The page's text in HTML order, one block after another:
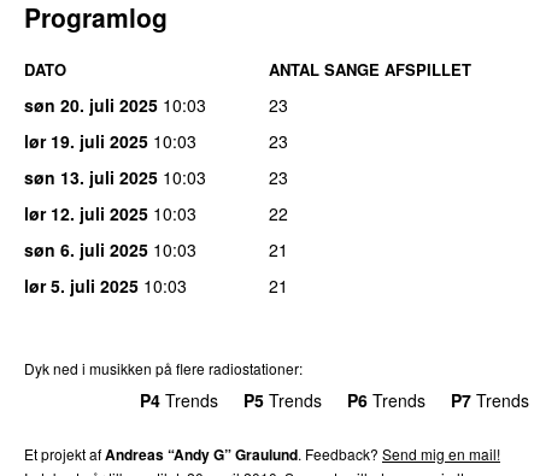
Programlog
DATO ANTAL SANGE AFSPILLET
søn 20. juli 2025 10:03
23
lør 19. juli 2025 10:03
23
søn 13. juli 2025 10:03
23
lør 12. juli 2025 10:03
22
søn 6. juli 2025 10:03
21
lør 5. juli 2025 10:03 21
Dyk ned i musikken på flere radiostationer:
P4 Trends P5 Trends P6 Trends P7 Trends
Et projekt afAndreas “Andy G” Graulund. Feedback? Send mig en mail!